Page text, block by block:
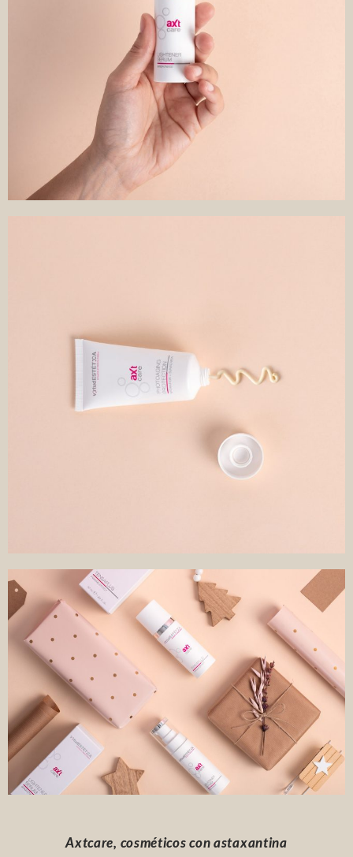
Axtcare, cosméticos con astaxantina